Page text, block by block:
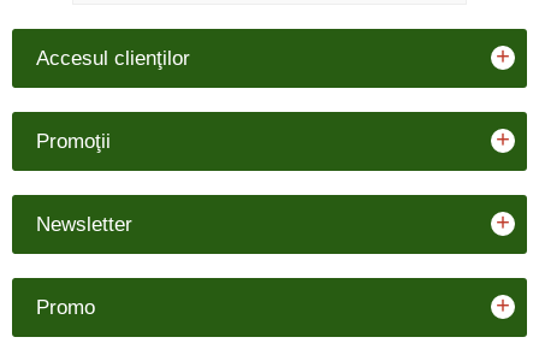
Accesul clienţilor +
Promoţii +
Newsletter +
Promo +